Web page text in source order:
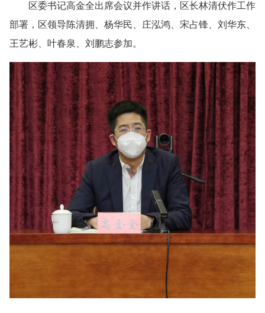
区委书记高金全出席会议并作讲话，区长林清伏作工作
部署，区领导陈清拥、杨华民、庄泓鸿、宋占锋、刘华东、
王艺彬、叶春泉、刘鹏志参加。